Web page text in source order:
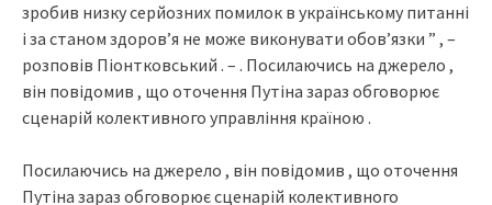
зробив низку серйозних помилок в українському питанні
і за станом здоров’я не може виконувати обов’язки ” , –
розповів Піонтковський . – . Посилаючись на джерело ,
він повідомив , що оточення Путіна зараз обговорює
сценарій колективного управління країною .
Посилаючись на джерело , він повідомив , що оточення
Путіна зараз обговорює сценарій колективного